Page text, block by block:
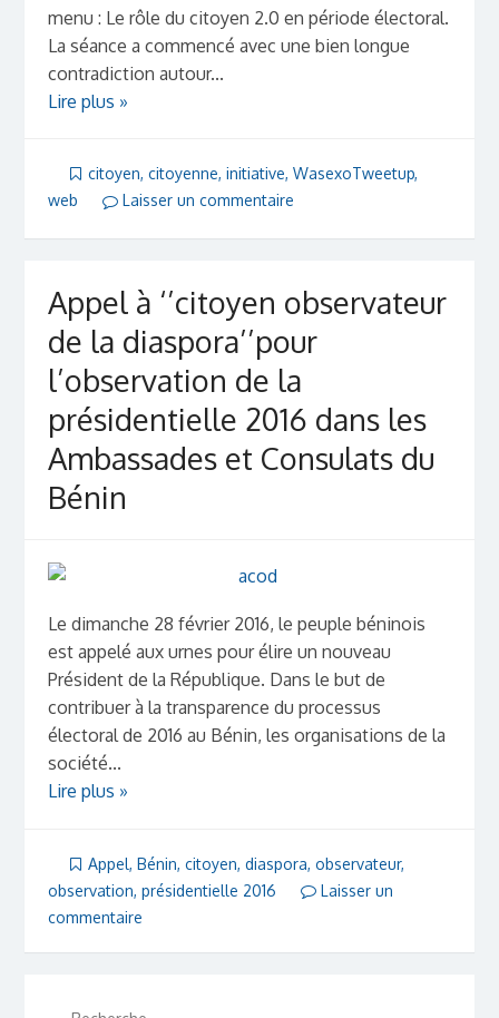
menu : Le rôle du citoyen 2.0 en période électoral.
La séance a commencé avec une bien longue
contradiction autour...
Lire plus »
citoyen, citoyenne, initiative, WasexoTweetup,
web
Laisser un commentaire
Appel à ‘’citoyen observateur
de la diaspora’’pour
l’observation de la
présidentielle 2016 dans les
Ambassades et Consulats du
Bénin
Le dimanche 28 février 2016, le peuple béninois
est appelé aux urnes pour élire un nouveau
Président de la République. Dans le but de
contribuer à la transparence du processus
électoral de 2016 au Bénin, les organisations de la
société...
Lire plus »
Appel, Bénin, citoyen, diaspora, observateur,
observation, présidentielle 2016
Laisser un
commentaire